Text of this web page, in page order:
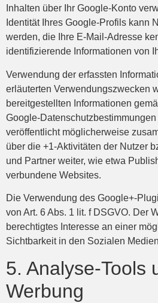
Inhalten über Ihr Google-Konto
Identität Ihres Google-Profils kann
werden, die Ihre E-Mail-Adresse
identifizierende Informationen von
Verwendung der erfassten
erläuterten Verwendungszwecken
bereitgestellten Informationen
Google-
veröffentlicht möglicherweise
über die +1-Aktivitäten der Nutzer
und Partner weiter, wie etwa
verbundene Websites.
Die Verwendung des Google+-
von Art. 6 Abs. 1 lit. f DSGVO. Der
berechtigtes Interesse an einer
Sichtbarkeit in den Sozialen
5. Analyse-Tools
Werbung